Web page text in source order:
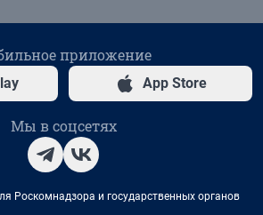
приложение
App Store
Мы в соцсетях
Роскомнадзора и государственных органов